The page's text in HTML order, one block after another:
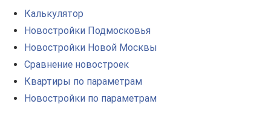
Калькулятор
Новостройки Подмосковья
Новостройки Новой Москвы
Сравнение новостроек
Квартиры по параметрам
Новостройки по параметрам